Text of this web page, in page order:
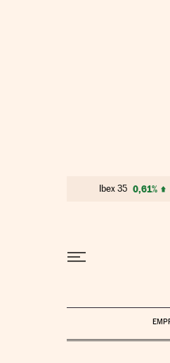
Ibex 35 0,61%